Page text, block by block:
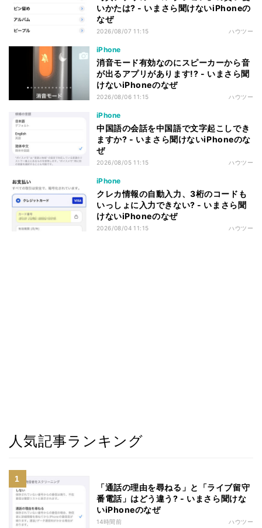
いかたは? - いまさら聞けないiPhoneの
なぜ
2026/08/07 11:15 ハウツー
iPhone
消音モード有効なのにスピーカーから音
が出るアプリがあります!? - いまさら聞
けないiPhoneのなぜ
2026/08/06 11:15 ハウツー
iPhone
中国語の会話を中国語で文字起こしでき
ますか? - いまさら聞けないiPhoneのな
ぜ
2026/08/05 11:15 ハウツー
iPhone
クレカ情報の自動入力、3桁のコードも
いっしょに入力できない? - いまさら聞
けないiPhoneのなぜ
2026/08/04 11:15 ハウツー
人気記事ランキング
「通話の理由を尋ねる」と「ライブ留守
番電話」はどう違う? - いまさら聞けな
いiPhoneのなぜ
14時間前 ハウツー